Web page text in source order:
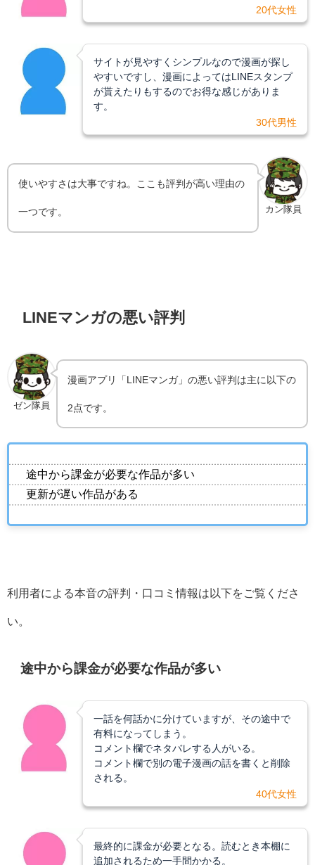
20代女性
サイトが見やすくシンプルなので漫画が探し
やすいですし、漫画によってはLINEスタンプ
が貰えたりもするのでお得な感じがありま
す。
30代男性
カン隊員
使いやすさは大事ですね。ここも評判が高い理由の
一つです。
LINEマンガの悪い評判
ゼン隊員
漫画アプリ「LINEマンガ」の悪い評判は主に以下の
2点です。
途中から課金が必要な作品が多い
更新が遅い作品がある
利用者による本音の評判・口コミ情報は以下をご覧くださ
い。
途中から課金が必要な作品が多い
一話を何話かに分けていますが、その途中で
有料になってしまう。
コメント欄でネタバレする人がいる。
コメント欄で別の電子漫画の話を書くと削除
される。
40代女性
最終的に課金が必要となる。読むとき本棚に
追加されるため一手間かかる。